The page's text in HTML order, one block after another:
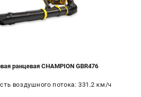
ранцевая CHAMPION GBR476
воздушного потока: 331.2 км/ч